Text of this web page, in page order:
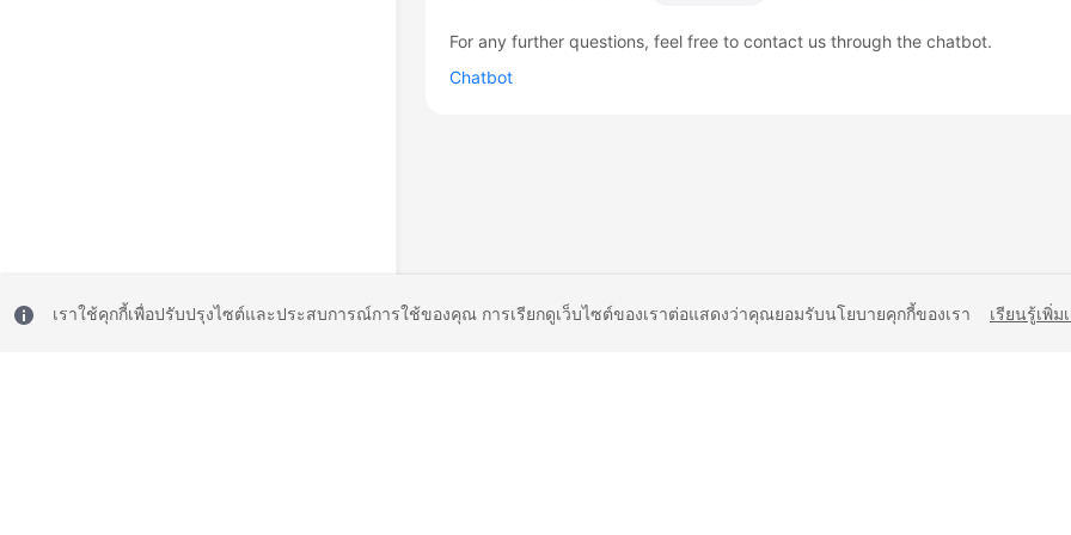
For any further questions, feel free to contact us through the chatbot.
Chatbot
เราใช้คุกกี้เพื่อปรับปรุงไซต์และประสบการณ์การใช้ของคุณ การเรียกดูเว็บไซต์ของเราต่อแสดงว่าคุณยอมรับนโยบายคุกกี้ของเรา เรียนรู้เพิ่ม